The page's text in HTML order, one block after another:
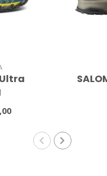
Ultra